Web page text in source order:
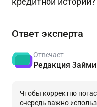
Ответ эксперта
Отвечает
Редакция
Чтобы корректно
очередь важно